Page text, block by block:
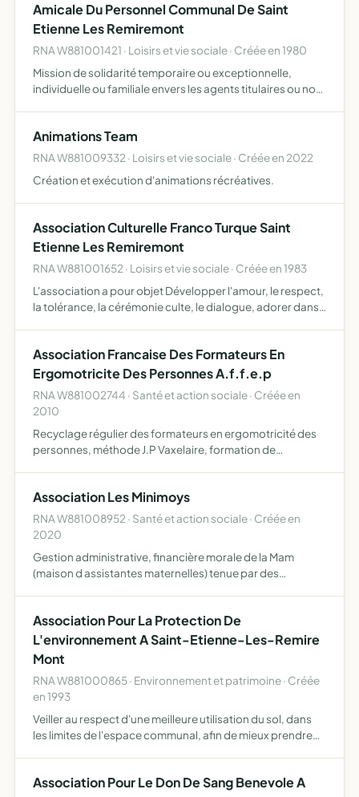
Amicale Du Personnel Communal De Saint
Etienne Les Remiremont
RNA W881001421 · Loisirs et vie sociale · Créée en 1980
Mission de solidarité temporaire ou exceptionnelle,
individuelle ou familiale envers les agents titulaires ou non,
Animations Team
RNA W881009332 · Loisirs et vie sociale · Créée en 2022
Création et exécution d'animations récréatives.
Association Culturelle Franco Turque Saint
Etienne Les Remiremont
RNA W881001652 · Loisirs et vie sociale · Créée en 1983
L'association a pour objet Développer l'amour, le respect,
la tolérance, la cérémonie culte, le dialogue, adorer dans
Association Francaise Des Formateurs En
Ergomotricite Des Personnes A.f.f.e.p
RNA W881002744 · Santé et action sociale · Créée en
2010
Recyclage régulier des formateurs en ergomotricité des
personnes, méthode J.P Vaxelaire, formation de
Association Les Minimoys
RNA W881008952 · Santé et action sociale · Créée en
2020
Gestion administrative, financière morale de la Mam
(maison d assistantes maternelles) tenue par des
individual…
Association Pour La Protection De
L'environnement A Saint-Etienne-Les-Remire
Mont
RNA W881000865 · Environnement et patrimoine · Créée
en 1993
Veiller au respect d'une meilleure utilisation du sol, dans
les limites de l'espace communal, afin de mieux prendre
Association Pour Le Don De Sang Benevole A